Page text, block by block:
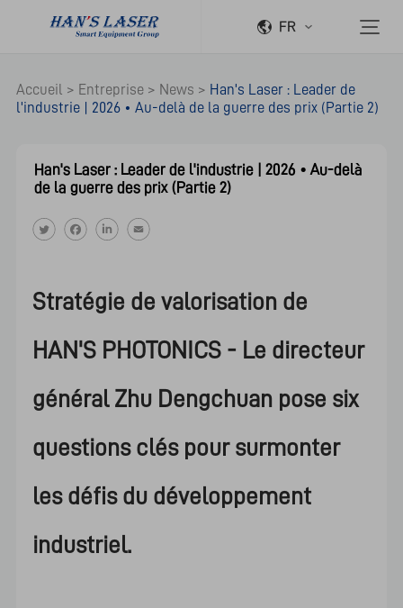
FR
Accueil > Entreprise> News > Han's Laser : Leader de
l'industrie | 2026 • Au-delà de la guerre des prix (Partie 2)
Han's Laser : Leader de l'industrie | 2026 • Au-delà
de la guerre des prix (Partie 2)
Stratégie de valorisation de
HAN'S PHOTONICS - Le directeur
général Zhu Dengchuan pose six
questions clés pour surmonter
les défis du développement
industriel.